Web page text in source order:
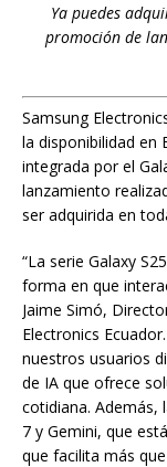
Ya puedes
promoción de
Samsung
la disponibilidad en
integrada por el
lanzamiento
ser adquirida en
“La serie Galaxy
forma en que
Jaime Simó,
Electronics
nuestros usuarios
de IA que ofrece
cotidiana. Además,
7 y Gemini, que
que facilita más